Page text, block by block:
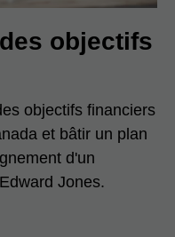
objectifs
objectifs financiers
et bâtir un plan
d'un
Jones.